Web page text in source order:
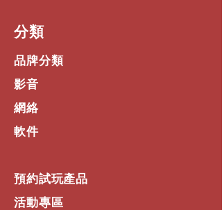
​分類
品牌分類
影音
網絡
軟件
預約試玩產品
活動專區